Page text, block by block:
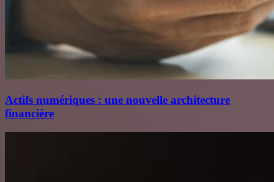
Actifs numériques : une nouvelle architecture
financière